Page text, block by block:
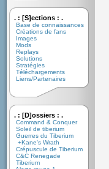
. : [S]ections : .
Base de connaissances
Créations de fans
Images
Mods
Replays
Solutions
Stratégies
Téléchargements
Liens/Partenaires
. : [D]ossiers : .
Command & Conquer
Soleil de tiberium
Guerres du Tiberium
+Kane's Wrath
Crépuscule de Tiberium
C&C Renegade
Tiberium